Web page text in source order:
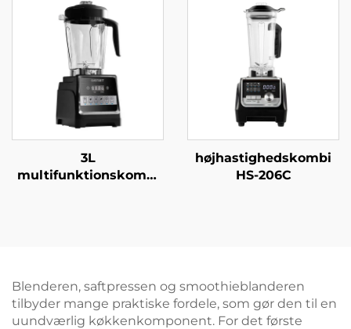
3L
multifunktionskombi
højhastighedskombi
HS-206C
Blenderen, saftpressen og smoothieblanderen
tilbyder mange praktiske fordele, som gør den til en
uundværlig køkkenkomponent. For det første